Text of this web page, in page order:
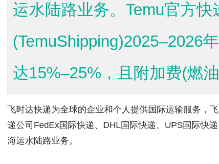
运水陆路业务。Temu官方快
(TemuShipping)2025–2026
达15%–25%，且附加费(燃
飞时达快递为全球的企业和个人提供国际运输服务，
递公司 FedEx国际快递 、 DHL国际快递 、 UPS国际快递
海运水陆路业务。